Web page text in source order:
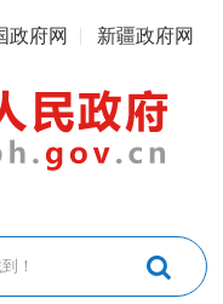
政府网 新疆政府网